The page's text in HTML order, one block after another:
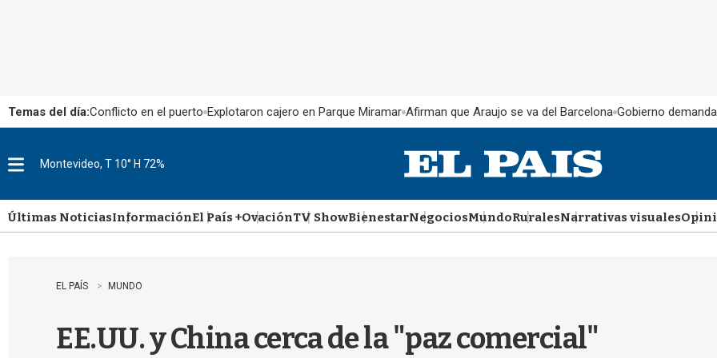
Temas del día:Conflicto en el puerto Explotaron cajero en Parque Miramar Afirman que Araujo se va del Barcelona Gobierno
u
Montevideo, T 10° H 72%
Últimas NoticiasInformaciónEl País +OvaciónTV ShowBienestarNegociosMundoRuralesNarrativas visuales
EL PAÍS MUNDO
EE.UU. y China cerca de la "paz comercial"